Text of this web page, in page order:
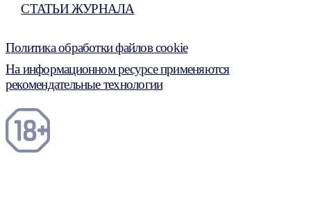
СТАТЬИ ЖУРНАЛА
Политика обработки файлов cookie
На информационном ресурсе применяются
рекомендательные технологии